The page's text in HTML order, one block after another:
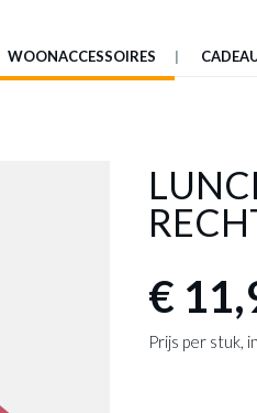
WOONACCESSOIRES
€
Prijs per stuk,